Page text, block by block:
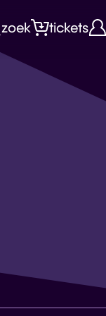
zoek tickets